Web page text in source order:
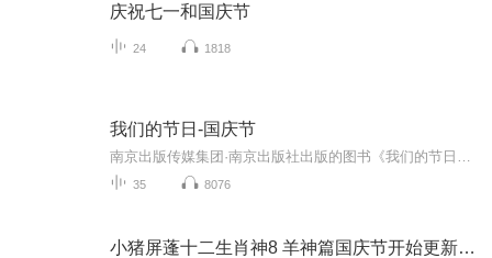
庆祝七一和国庆节
24 1818
我们的节日-国庆节
35 8076
小猪屏蓬十二生肖神8 羊神篇国庆节开始更新啦！